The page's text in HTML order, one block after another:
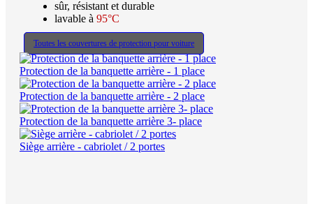
sûr, résistant et durable
lavable à 95°C
Toutes les couvertures de protection pour voiture
Protection de la banquette arrière - 1 place
Protection de la banquette arrière - 2 place
Protection de la banquette arrière 3- place
Siège arrière - cabriolet / 2 portes